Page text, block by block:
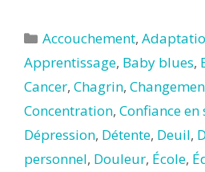
Catégories
Accouchement,
Apprentissage, Baby blues,
Cancer, Chagrin,
Concentration, Confiance en
Dépression, Détente, Deuil,
personnel, Douleur, École,